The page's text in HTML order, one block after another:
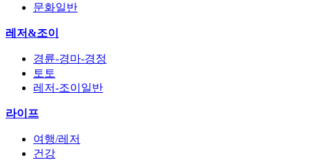
문화일반
레저&조이
경륜-경마-경정
토토
레저-조이일반
라이프
여행/레저
건강